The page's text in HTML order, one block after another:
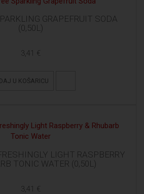
GRAPEFRUIT SODA
(0,50L)
3,41 €
U KOŠARICU
LIGHT RASPBERRY
TONIC WATER (0,50L)
3,41 €